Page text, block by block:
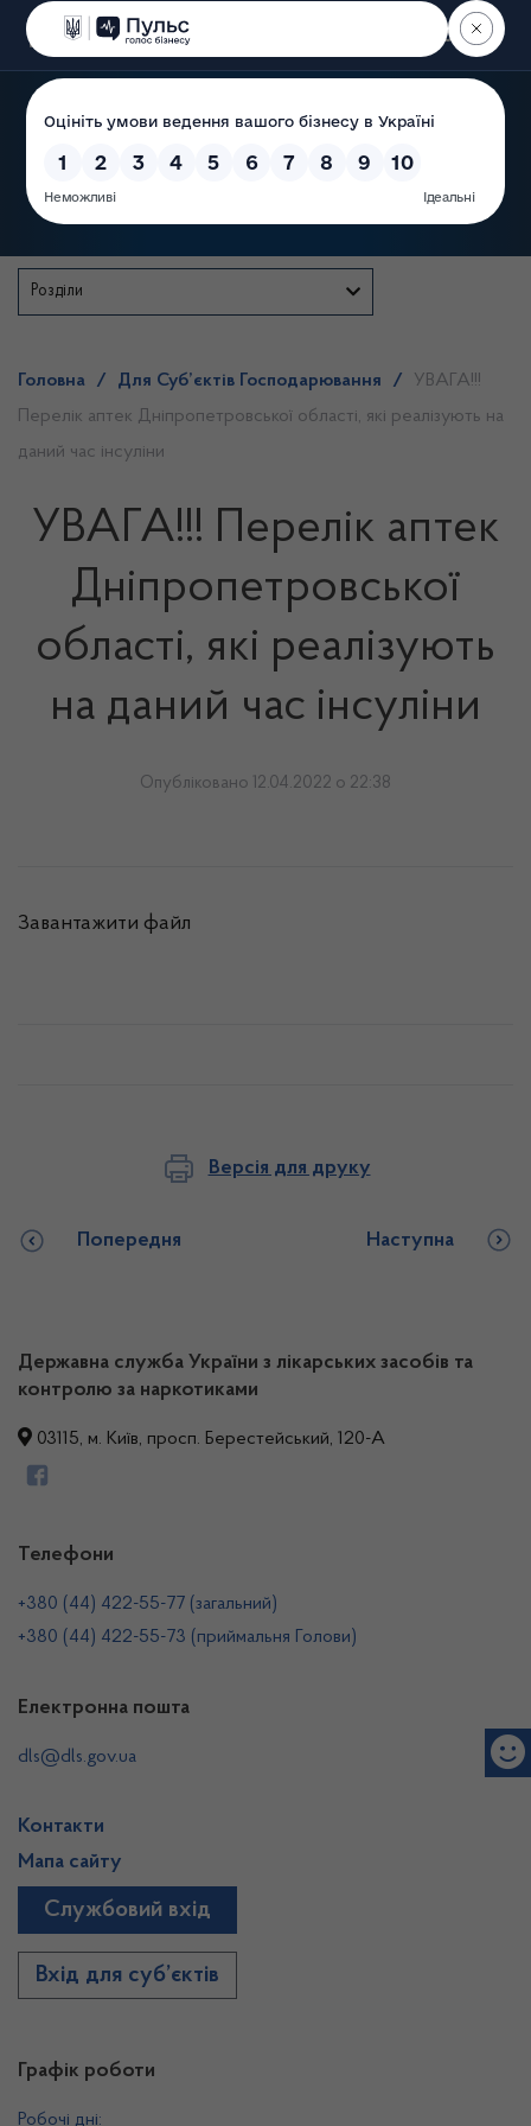
Пошук
Розділи
Головна / Для Суб’єктів Господарювання /
УВАГА!!!
Перелік аптек Дніпропетровської області, які реалізують на
даний час інсуліни
УВАГА!!! Перелік аптек
Дніпропетровської
області, які реалізують
на даний час інсуліни
Опубліковано 12.04.2022 о 22:38
Завантажити файл
Версія для друку
Попередня Наступна
Державна служба України з лікарських засобів та
контролю за наркотиками
03115, м. Київ, просп. Берестейський, 120-А
Графік роботи
Робочі дні:
Телефони
+380 (44) 422-55-77 (загальний)
+380 (44) 422-55-73 (приймальня Голови)
Електронна пошта
dls@dls.gov.ua
Контакти
Мапа сайту
Службовий вхід
Вхід для суб’єктів